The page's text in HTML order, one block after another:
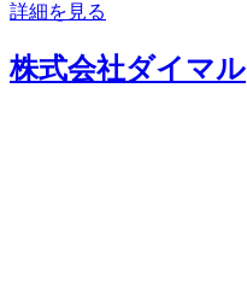
詳細を見る
株式会社ダイマル